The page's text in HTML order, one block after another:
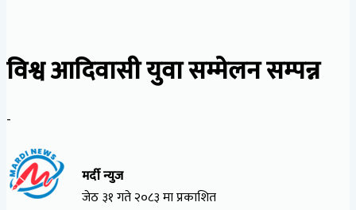
विश्व आदिवासी युवा सम्मेलन सम्पन्न
-
मर्दी न्युज
जेठ ३१ गते २०८३ मा प्रकाशित